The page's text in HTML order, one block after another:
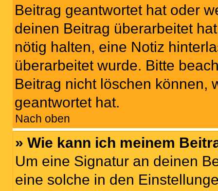
Beitrag geantwortet hat oder
deinen Beitrag überarbeitet
nötig halten, eine Notiz
überarbeitet wurde. Bitte
Beitrag nicht löschen können,
geantwortet hat.
Nach oben
» Wie kann ich meinem
Um eine Signatur an deinen
eine solche in den